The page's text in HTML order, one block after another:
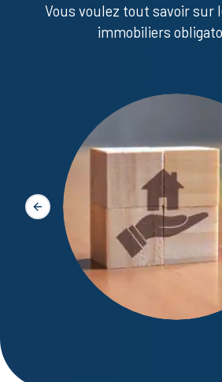
Vous voulez tout savoir sur
immobiliers
Slide précédente